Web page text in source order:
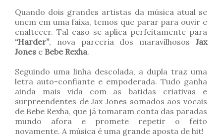
Quando dois grandes artistas da música atual se
unem em uma faixa, temos que parar para ouvir e
enaltecer. Tal caso se aplica perfeitamente para
“Harder”, nova parceria dos maravilhosos Jax
Jones e Bebe Rexha.
Seguindo uma linha descolada, a dupla traz uma
letra auto-confiante e empoderada. Tudo ganha
ainda mais vida com as batidas criativas e
surpreendentes de Jax Jones somados aos vocais
de Bebe Rexha, que já tomaram conta das paradas
mundo afora e promete repetir o feito
novamente. A música é uma grande aposta de hit!